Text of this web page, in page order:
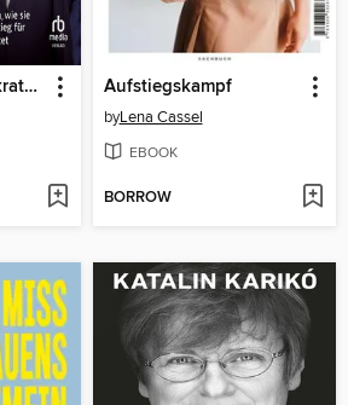
Frühling der Autokraten Aufstiegskampf
byLena Cassel
EBOOK
BORROW